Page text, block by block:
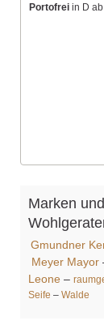
Portofrei in D
Marken
Gmundner
Meyer Mayor
Leone –
Seife – Walde